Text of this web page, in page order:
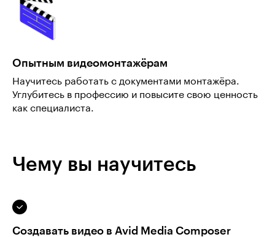
Опытным видеомонтажёрам
Научитесь работать с документами монтажёра.
Углубитесь в профессию и повысите свою ценность
как специалиста.
Чему вы научитесь
Создавать видео в Avid Media Composer